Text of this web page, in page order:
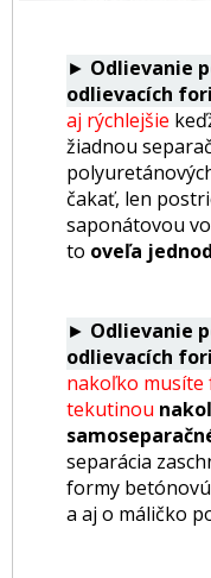
► Odlievanie
odlievacích
aj rýchlejšie
žiadnou
čakať, len
saponátovou
to oveľa
► Odlievanie
odlievacích
nakoľko
tekutinou
separácia
formy
a aj o máličko